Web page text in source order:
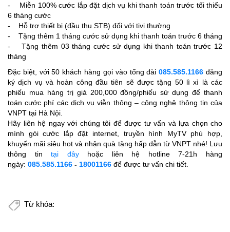
- Miễn 100% cước lắp đặt dịch vụ khi thanh toán trước tối thiểu
6 tháng cước
- Hỗ trợ thiết bị (đầu thu STB) đối với tivi thường
- Tặng thêm 1 tháng cước sử dụng khi thanh toán trước 6 tháng
- Tặng thêm 03 tháng cước sử dụng khi thanh toán trước 12
tháng
Đặc biệt, với 50 khách hàng gọi vào tổng đài085.585.1166 đăng
ký dịch vụ và hoàn công đầu tiên sẽ được tặng 50 lì xì là các
phiếu mua hàng trị giá 200,000 đồng/phiếu sử dụng để thanh
toán cước phí các dịch vụ viễn thông – công nghệ thông tin của
VNPT tại Hà Nội.
Hãy liên hệ ngay với chúng tôi để được tư vấn và lựa chọn cho
mình gói cước lắp đặt internet, truyền hình MyTV phù hợp,
khuyến mãi siêu hot và nhận quà tặng hấp dẫn từ VNPT nhé! Lưu
thông tintại đâyhoặc liên hệ hotline 7-21h hàng
ngày: 085.585.1166 - 18001166 để được tư vấn chi tiết.
Từ khóa: